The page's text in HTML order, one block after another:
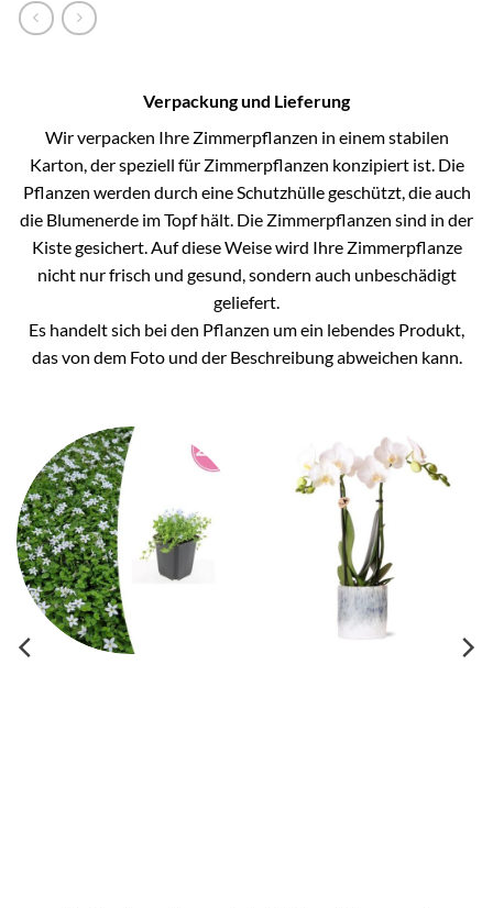
Verpackung und Lieferung
Wir verpacken Ihre Zimmerpflanzen in einem stabilen
Karton, der speziell für Zimmerpflanzen konzipiert ist. Die
Pflanzen werden durch eine Schutzhülle geschützt, die auch
die Blumenerde im Topf hält. Die Zimmerpflanzen sind in der
Kiste gesichert. Auf diese Weise wird Ihre Zimmerpflanze
nicht nur frisch und gesund, sondern auch unbeschädigt
geliefert.
Es handelt sich bei den Pflanzen um ein lebendes Produkt,
das von dem Foto und der Beschreibung abweichen kann.